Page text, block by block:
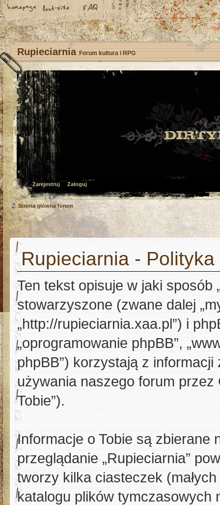
Rupieciarnia Forum kultura i RPG
Zarejestruj Zaloguj
Strona główna forum
Rupieciarnia -
Ten tekst opisuje w jaki sposób
stowarzyszone (zwane dalej
„http://rupieciarnia.xaa.pl”) i
„oprogramowanie phpBB”,
phpBB”) korzystają z
używania naszego forum przez
Tobie”).
Informacje o Tobie są zbierane
przeglądanie „Rupieciarnia”
tworzy kilka ciasteczek
katalogu plików tymczasowych